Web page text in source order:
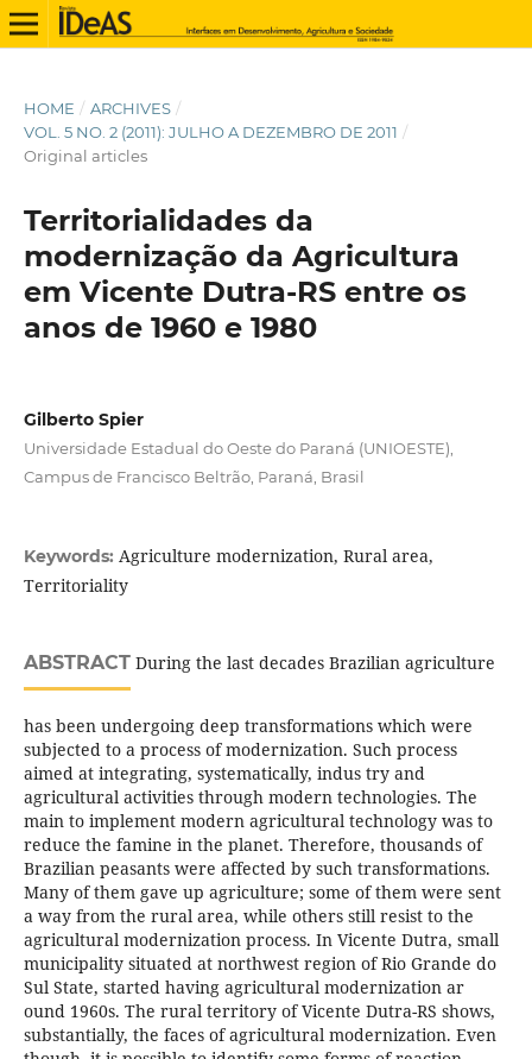
HOME / ARCHIVES /
VOL. 5 NO. 2 (2011): JULHO A DEZEMBRO DE 2011 /
Original articles
Territorialidades da
modernização da Agricultura
em Vicente Dutra-RS entre os
anos de 1960 e 1980
Gilberto Spier
Universidade Estadual do Oeste do Paraná (UNIOESTE),
Campus de Francisco Beltrão, Paraná, Brasil
Keywords: Agriculture modernization, Rural area,
Territoriality
ABSTRACTDuring the last decades Brazilian agriculture
has been undergoing deep transformations which were
subjected to a process of modernization. Such process
aimed at integrating, systematically, indus try and
agricultural activities through modern technologies. The
main to implement modern agricultural technology was to
reduce the famine in the planet. Therefore, thousands of
Brazilian peasants were affected by such transformations.
Many of them gave up agriculture; some of them were sent
a way from the rural area, while others still resist to the
agricultural modernization process. In Vicente Dutra, small
municipality situated at northwest region of Rio Grande do
Sul State, started having agricultural modernization ar
ound 1960s. The rural territory of Vicente Dutra-RS shows,
substantially, the faces of agricultural modernization. Even